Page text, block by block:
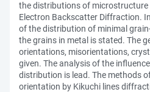
the distributions of
Electron Backscatter Diffraction.
of the distribution of minimal
the grains in metal is stated. The
orientations, misorientations,
given. The analysis of the
distribution is lead. The methods
orientation by Kikuchi lines